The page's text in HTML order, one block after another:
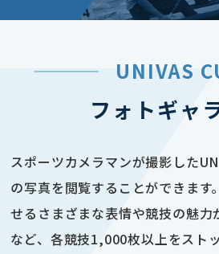
UNIVAS
フォトギャ
スポーツカメラマンが撮影した
の写真を閲覧することができます
せるさまざまな表情や競技の魅力
など、各競技1,000枚以上をスト